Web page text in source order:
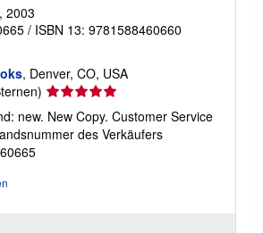
, 2003
/ ISBN 13: 9781588460660
, Denver, CO, USA
Verkäuferbewertung
5
von
5
new. New Copy. Customer Service
des Verkäufers